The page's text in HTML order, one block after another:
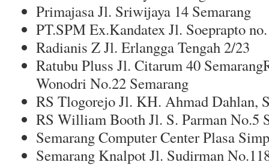
Primajasa Jl. Sriwijaya 14 Semarang
PT.SPM Ex.Kandatex Jl. Soeprapto
Radianis Z Jl. Erlangga Tengah 2/23
Ratubu Pluss Jl. Citarum 40
Wonodri No.22 Semarang
RS Tlogorejo Jl. KH. Ahmad Dahlan,
RS William Booth Jl. S. Parman No.5
Semarang Computer Center Plasa
Semarang Knalpot Jl. Sudirman